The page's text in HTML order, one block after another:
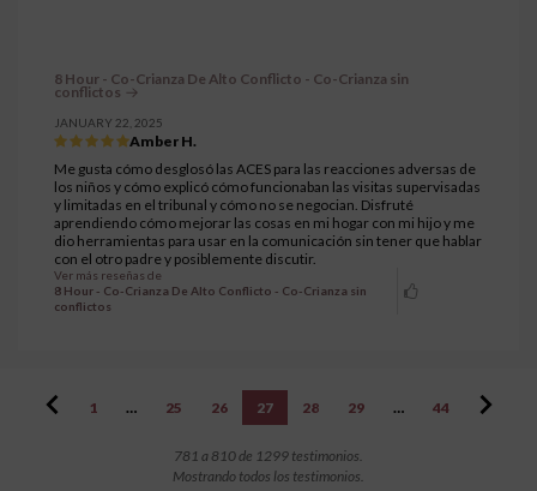
8 Hour - Co-Crianza De Alto Conflicto - Co-Crianza sin
conflictos
JANUARY 22, 2025
Amber H.
Me gusta cómo desglosó las ACES para las reacciones adversas de
los niños y cómo explicó cómo funcionaban las visitas supervisadas
y limitadas en el tribunal y cómo no se negocian. Disfruté
aprendiendo cómo mejorar las cosas en mi hogar con mi hijo y me
dio herramientas para usar en la comunicación sin tener que hablar
con el otro padre y posiblemente discutir.
Ver más reseñas de
8 Hour - Co-Crianza De Alto Conflicto - Co-Crianza sin
conflictos
1 … 25 26 27 28 29 … 44
781 a 810 de 1299 testimonios.
Mostrando todos los testimonios.